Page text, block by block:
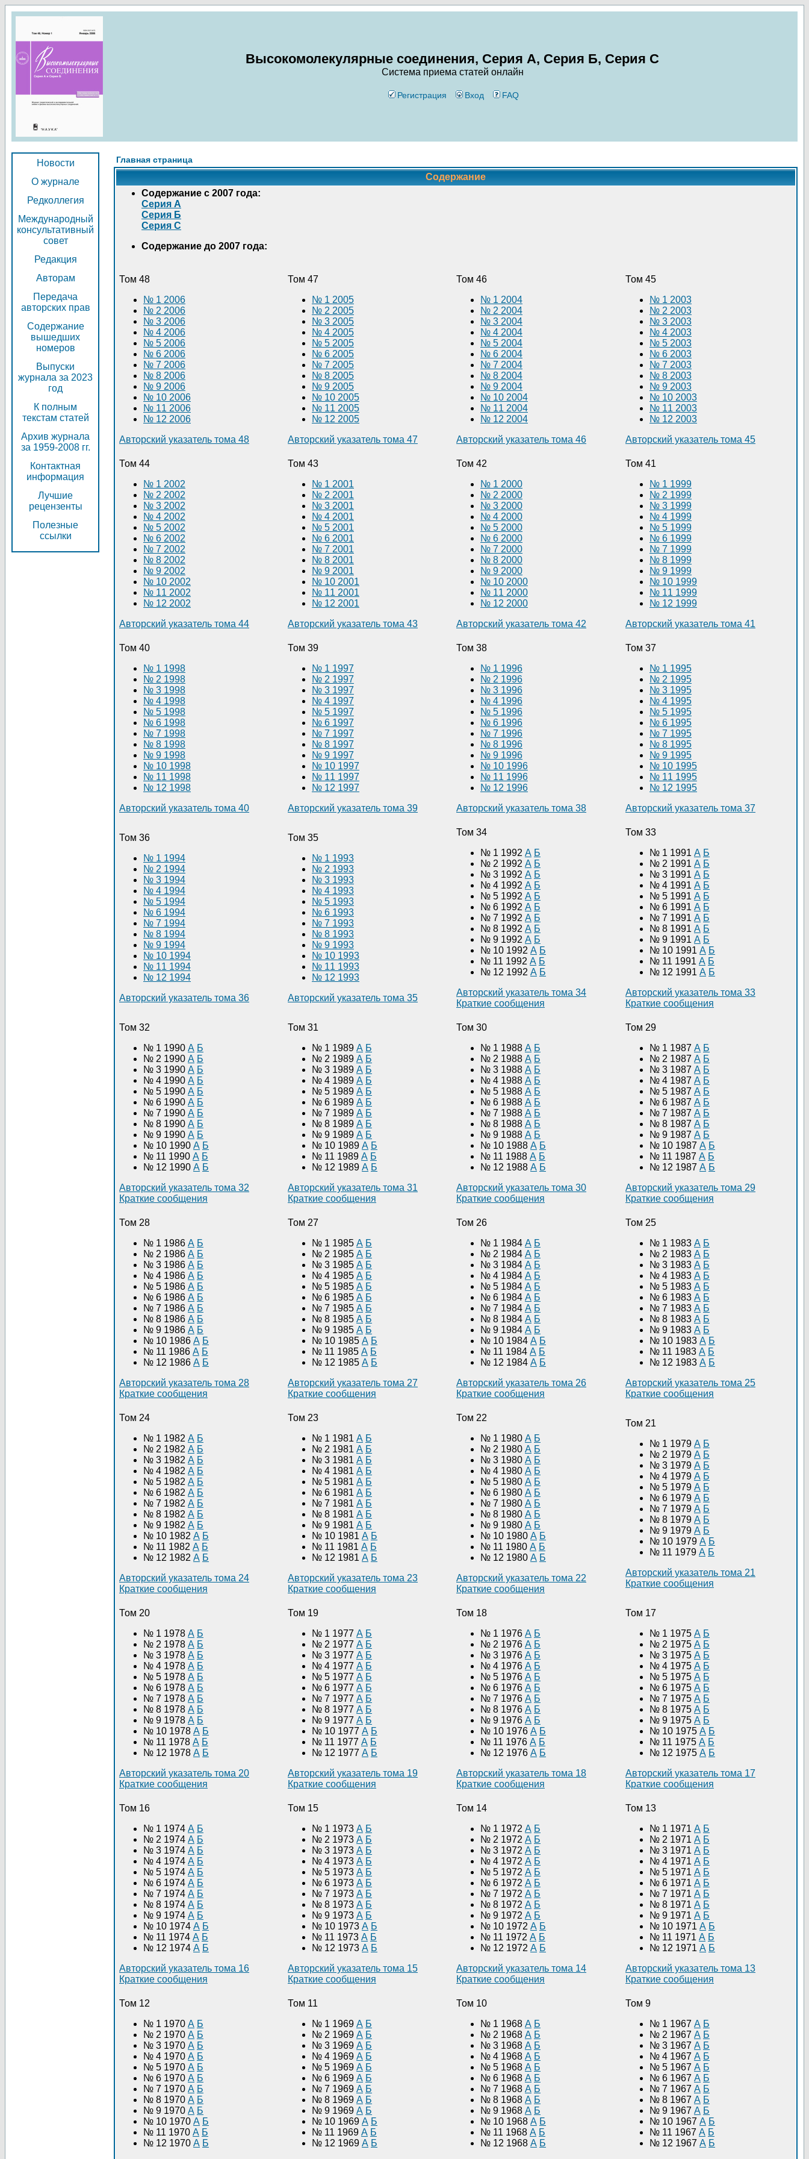
Высокомолекулярные соединения, Серия А, Серия Б, Серия С
Система приема статей онлайн
Регистрация Вход FAQ
Новости
О журнале
Редколлегия
Международный
консультативный
совет
Редакция
Авторам
Передача
авторских прав
Содержание
вышедших
номеров
Выпуски
журнала за 2023
год
К полным
текстам статей
Архив журнала
за 1959-2008 гг.
Контактная
информация
Лучшие
рецензенты
Полезные
ссылки
Главная страница
Содержание
Содержание с 2007 года:
Серия А
Серия Б
Серия C
Содержание до 2007 года:
Том 48
№ 1 2006
№ 2 2006
№ 3 2006
№ 4 2006
№ 5 2006
№ 6 2006
№ 7 2006
№ 8 2006
№ 9 2006
№ 10 2006
№ 11 2006
№ 12 2006
Авторский указатель тома 48
Том 47
№ 1 2005
№ 2 2005
№ 3 2005
№ 4 2005
№ 5 2005
№ 6 2005
№ 7 2005
№ 8 2005
№ 9 2005
№ 10 2005
№ 11 2005
№ 12 2005
Авторский указатель тома 47
Том 46
№ 1 2004
№ 2 2004
№ 3 2004
№ 4 2004
№ 5 2004
№ 6 2004
№ 7 2004
№ 8 2004
№ 9 2004
№ 10 2004
№ 11 2004
№ 12 2004
Авторский указатель тома 46
Том 45
№ 1 2003
№ 2 2003
№ 3 2003
№ 4 2003
№ 5 2003
№ 6 2003
№ 7 2003
№ 8 2003
№ 9 2003
№ 10 2003
№ 11 2003
№ 12 2003
Авторский указатель тома 45
Том 44
№ 1 2002
№ 2 2002
№ 3 2002
№ 4 2002
№ 5 2002
№ 6 2002
№ 7 2002
№ 8 2002
№ 9 2002
№ 10 2002
№ 11 2002
№ 12 2002
Авторский указатель тома 44
Том 43
№ 1 2001
№ 2 2001
№ 3 2001
№ 4 2001
№ 5 2001
№ 6 2001
№ 7 2001
№ 8 2001
№ 9 2001
№ 10 2001
№ 11 2001
№ 12 2001
Авторский указатель тома 43
Том 42
№ 1 2000
№ 2 2000
№ 3 2000
№ 4 2000
№ 5 2000
№ 6 2000
№ 7 2000
№ 8 2000
№ 9 2000
№ 10 2000
№ 11 2000
№ 12 2000
Авторский указатель тома 42
Том 41
№ 1 1999
№ 2 1999
№ 3 1999
№ 4 1999
№ 5 1999
№ 6 1999
№ 7 1999
№ 8 1999
№ 9 1999
№ 10 1999
№ 11 1999
№ 12 1999
Авторский указатель тома 41
Том 40
№ 1 1998
№ 2 1998
№ 3 1998
№ 4 1998
№ 5 1998
№ 6 1998
№ 7 1998
№ 8 1998
№ 9 1998
№ 10 1998
№ 11 1998
№ 12 1998
Авторский указатель тома 40
Том 39
№ 1 1997
№ 2 1997
№ 3 1997
№ 4 1997
№ 5 1997
№ 6 1997
№ 7 1997
№ 8 1997
№ 9 1997
№ 10 1997
№ 11 1997
№ 12 1997
Авторский указатель тома 39
Том 38
№ 1 1996
№ 2 1996
№ 3 1996
№ 4 1996
№ 5 1996
№ 6 1996
№ 7 1996
№ 8 1996
№ 9 1996
№ 10 1996
№ 11 1996
№ 12 1996
Авторский указатель тома 38
Том 37
№ 1 1995
№ 2 1995
№ 3 1995
№ 4 1995
№ 5 1995
№ 6 1995
№ 7 1995
№ 8 1995
№ 9 1995
№ 10 1995
№ 11 1995
№ 12 1995
Авторский указатель тома 37
Том 36
№ 1 1994
№ 2 1994
№ 3 1994
№ 4 1994
№ 5 1994
№ 6 1994
№ 7 1994
№ 8 1994
№ 9 1994
№ 10 1994
№ 11 1994
№ 12 1994
Авторский указатель тома 36
Том 35
№ 1 1993
№ 2 1993
№ 3 1993
№ 4 1993
№ 5 1993
№ 6 1993
№ 7 1993
№ 8 1993
№ 9 1993
№ 10 1993
№ 11 1993
№ 12 1993
Авторский указатель тома 35
Том 34
№ 1 1992 А Б
№ 2 1992 А Б
№ 3 1992 А Б
№ 4 1992 А Б
№ 5 1992 А Б
№ 6 1992 А Б
№ 7 1992 А Б
№ 8 1992 А Б
№ 9 1992 А Б
№ 10 1992 А Б
№ 11 1992 А Б
№ 12 1992 А Б
Авторский указатель тома 34
Краткие сообщения
Том 33
№ 1 1991 А Б
№ 2 1991 А Б
№ 3 1991 А Б
№ 4 1991 А Б
№ 5 1991 А Б
№ 6 1991 А Б
№ 7 1991 А Б
№ 8 1991 А Б
№ 9 1991 А Б
№ 10 1991 А Б
№ 11 1991 А Б
№ 12 1991 А Б
Авторский указатель тома 33
Краткие сообщения
Том 32
№ 1 1990 А Б
№ 2 1990 А Б
№ 3 1990 А Б
№ 4 1990 А Б
№ 5 1990 А Б
№ 6 1990 А Б
№ 7 1990 А Б
№ 8 1990 А Б
№ 9 1990 А Б
№ 10 1990 А Б
№ 11 1990 А Б
№ 12 1990 А Б
Авторский указатель тома 32
Краткие сообщения
Том 31
№ 1 1989 А Б
№ 2 1989 А Б
№ 3 1989 А Б
№ 4 1989 А Б
№ 5 1989 А Б
№ 6 1989 А Б
№ 7 1989 А Б
№ 8 1989 А Б
№ 9 1989 А Б
№ 10 1989 А Б
№ 11 1989 А Б
№ 12 1989 А Б
Авторский указатель тома 31
Краткие сообщения
Том 30
№ 1 1988 А Б
№ 2 1988 А Б
№ 3 1988 А Б
№ 4 1988 А Б
№ 5 1988 А Б
№ 6 1988 А Б
№ 7 1988 А Б
№ 8 1988 А Б
№ 9 1988 А Б
№ 10 1988 А Б
№ 11 1988 А Б
№ 12 1988 А Б
Авторский указатель тома 30
Краткие сообщения
Том 29
№ 1 1987 А Б
№ 2 1987 А Б
№ 3 1987 А Б
№ 4 1987 А Б
№ 5 1987 А Б
№ 6 1987 А Б
№ 7 1987 А Б
№ 8 1987 А Б
№ 9 1987 А Б
№ 10 1987 А Б
№ 11 1987 А Б
№ 12 1987 А Б
Авторский указатель тома 29
Краткие сообщения
Том 28
№ 1 1986 А Б
№ 2 1986 А Б
№ 3 1986 А Б
№ 4 1986 А Б
№ 5 1986 А Б
№ 6 1986 А Б
№ 7 1986 А Б
№ 8 1986 А Б
№ 9 1986 А Б
№ 10 1986 А Б
№ 11 1986 А Б
№ 12 1986 А Б
Авторский указатель тома 28
Краткие сообщения
Том 27
№ 1 1985 А Б
№ 2 1985 А Б
№ 3 1985 А Б
№ 4 1985 А Б
№ 5 1985 А Б
№ 6 1985 А Б
№ 7 1985 А Б
№ 8 1985 А Б
№ 9 1985 А Б
№ 10 1985 А Б
№ 11 1985 А Б
№ 12 1985 А Б
Авторский указатель тома 27
Краткие сообщения
Том 26
№ 1 1984 А Б
№ 2 1984 А Б
№ 3 1984 А Б
№ 4 1984 А Б
№ 5 1984 А Б
№ 6 1984 А Б
№ 7 1984 А Б
№ 8 1984 А Б
№ 9 1984 А Б
№ 10 1984 А Б
№ 11 1984 А Б
№ 12 1984 А Б
Авторский указатель тома 26
Краткие сообщения
Том 25
№ 1 1983 А Б
№ 2 1983 А Б
№ 3 1983 А Б
№ 4 1983 А Б
№ 5 1983 А Б
№ 6 1983 А Б
№ 7 1983 А Б
№ 8 1983 А Б
№ 9 1983 А Б
№ 10 1983 А Б
№ 11 1983 А Б
№ 12 1983 А Б
Авторский указатель тома 25
Краткие сообщения
Том 24
№ 1 1982 А Б
№ 2 1982 А Б
№ 3 1982 А Б
№ 4 1982 А Б
№ 5 1982 А Б
№ 6 1982 А Б
№ 7 1982 А Б
№ 8 1982 А Б
№ 9 1982 А Б
№ 10 1982 А Б
№ 11 1982 А Б
№ 12 1982 А Б
Авторский указатель тома 24
Краткие сообщения
Том 23
№ 1 1981 А Б
№ 2 1981 А Б
№ 3 1981 А Б
№ 4 1981 А Б
№ 5 1981 А Б
№ 6 1981 А Б
№ 7 1981 А Б
№ 8 1981 А Б
№ 9 1981 А Б
№ 10 1981 А Б
№ 11 1981 А Б
№ 12 1981 А Б
Авторский указатель тома 23
Краткие сообщения
Том 22
№ 1 1980 А Б
№ 2 1980 А Б
№ 3 1980 А Б
№ 4 1980 А Б
№ 5 1980 А Б
№ 6 1980 А Б
№ 7 1980 А Б
№ 8 1980 А Б
№ 9 1980 А Б
№ 10 1980 А Б
№ 11 1980 А Б
№ 12 1980 А Б
Авторский указатель тома 22
Краткие сообщения
Том 21
№ 1 1979 А Б
№ 2 1979 А Б
№ 3 1979 А Б
№ 4 1979 А Б
№ 5 1979 А Б
№ 6 1979 А Б
№ 7 1979 А Б
№ 8 1979 А Б
№ 9 1979 А Б
№ 10 1979 А Б
№ 11 1979 А Б
Авторский указатель тома 21
Краткие сообщения
Том 20
№ 1 1978 А Б
№ 2 1978 А Б
№ 3 1978 А Б
№ 4 1978 А Б
№ 5 1978 А Б
№ 6 1978 А Б
№ 7 1978 А Б
№ 8 1978 А Б
№ 9 1978 А Б
№ 10 1978 А Б
№ 11 1978 А Б
№ 12 1978 А Б
Авторский указатель тома 20
Краткие сообщения
Том 19
№ 1 1977 А Б
№ 2 1977 А Б
№ 3 1977 А Б
№ 4 1977 А Б
№ 5 1977 А Б
№ 6 1977 А Б
№ 7 1977 А Б
№ 8 1977 А Б
№ 9 1977 А Б
№ 10 1977 А Б
№ 11 1977 А Б
№ 12 1977 А Б
Авторский указатель тома 19
Краткие сообщения
Том 18
№ 1 1976 А Б
№ 2 1976 А Б
№ 3 1976 А Б
№ 4 1976 А Б
№ 5 1976 А Б
№ 6 1976 А Б
№ 7 1976 А Б
№ 8 1976 А Б
№ 9 1976 А Б
№ 10 1976 А Б
№ 11 1976 А Б
№ 12 1976 А Б
Авторский указатель тома 18
Краткие сообщения
Том 17
№ 1 1975 А Б
№ 2 1975 А Б
№ 3 1975 А Б
№ 4 1975 А Б
№ 5 1975 А Б
№ 6 1975 А Б
№ 7 1975 А Б
№ 8 1975 А Б
№ 9 1975 А Б
№ 10 1975 А Б
№ 11 1975 А Б
№ 12 1975 А Б
Авторский указатель тома 17
Краткие сообщения
Том 16
№ 1 1974 А Б
№ 2 1974 А Б
№ 3 1974 А Б
№ 4 1974 А Б
№ 5 1974 А Б
№ 6 1974 А Б
№ 7 1974 А Б
№ 8 1974 А Б
№ 9 1974 А Б
№ 10 1974 А Б
№ 11 1974 А Б
№ 12 1974 А Б
Авторский указатель тома 16
Краткие сообщения
Том 15
№ 1 1973 А Б
№ 2 1973 А Б
№ 3 1973 А Б
№ 4 1973 А Б
№ 5 1973 А Б
№ 6 1973 А Б
№ 7 1973 А Б
№ 8 1973 А Б
№ 9 1973 А Б
№ 10 1973 А Б
№ 11 1973 А Б
№ 12 1973 А Б
Авторский указатель тома 15
Краткие сообщения
Том 14
№ 1 1972 А Б
№ 2 1972 А Б
№ 3 1972 А Б
№ 4 1972 А Б
№ 5 1972 А Б
№ 6 1972 А Б
№ 7 1972 А Б
№ 8 1972 А Б
№ 9 1972 А Б
№ 10 1972 А Б
№ 11 1972 А Б
№ 12 1972 А Б
Авторский указатель тома 14
Краткие сообщения
Том 13
№ 1 1971 А Б
№ 2 1971 А Б
№ 3 1971 А Б
№ 4 1971 А Б
№ 5 1971 А Б
№ 6 1971 А Б
№ 7 1971 А Б
№ 8 1971 А Б
№ 9 1971 А Б
№ 10 1971 А Б
№ 11 1971 А Б
№ 12 1971 А Б
Авторский указатель тома 13
Краткие сообщения
Том 12
№ 1 1970 А Б
№ 2 1970 А Б
№ 3 1970 А Б
№ 4 1970 А Б
№ 5 1970 А Б
№ 6 1970 А Б
№ 7 1970 А Б
№ 8 1970 А Б
№ 9 1970 А Б
№ 10 1970 А Б
№ 11 1970 А Б
№ 12 1970 А Б
Том 11
№ 1 1969 А Б
№ 2 1969 А Б
№ 3 1969 А Б
№ 4 1969 А Б
№ 5 1969 А Б
№ 6 1969 А Б
№ 7 1969 А Б
№ 8 1969 А Б
№ 9 1969 А Б
№ 10 1969 А Б
№ 11 1969 А Б
№ 12 1969 А Б
Том 10
№ 1 1968 А Б
№ 2 1968 А Б
№ 3 1968 А Б
№ 4 1968 А Б
№ 5 1968 А Б
№ 6 1968 А Б
№ 7 1968 А Б
№ 8 1968 А Б
№ 9 1968 А Б
№ 10 1968 А Б
№ 11 1968 А Б
№ 12 1968 А Б
Том 9
№ 1 1967 А Б
№ 2 1967 А Б
№ 3 1967 А Б
№ 4 1967 А Б
№ 5 1967 А Б
№ 6 1967 А Б
№ 7 1967 А Б
№ 8 1967 А Б
№ 9 1967 А Б
№ 10 1967 А Б
№ 11 1967 А Б
№ 12 1967 А Б